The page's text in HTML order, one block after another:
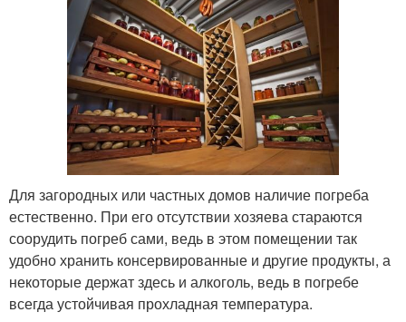
Для загородных или частных домов наличие погреба
естественно. При его отсутствии хозяева стараются
соорудить погреб сами, ведь в этом помещении так
удобно хранить консервированные и другие продукты, а
некоторые держат здесь и алкоголь, ведь в погребе
всегда устойчивая прохладная температура.